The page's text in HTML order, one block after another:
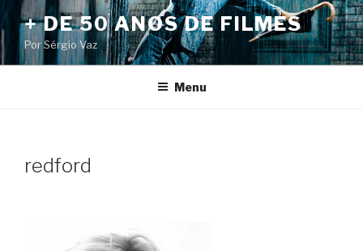
Pular
para
o
conteúdo
+ DE 50 ANOS DE FILMES
Por Sérgio Vaz
Menu
redford